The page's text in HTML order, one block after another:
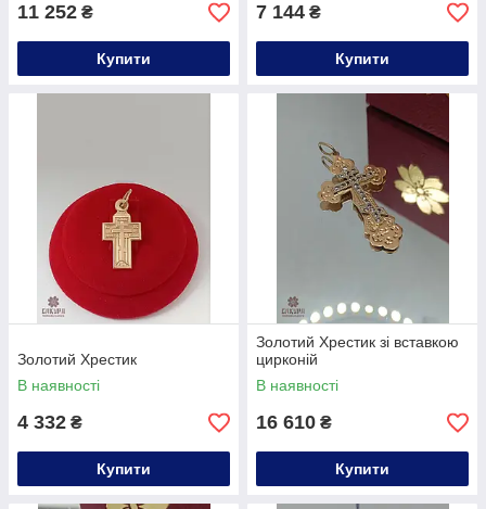
11 252 ₴
Купити
7 144 ₴
Купити
Золотий Хрестик
В наявності
4 332 ₴
Купити
Золотий Хрестик зі вставкою
цирконій
В наявності
16 610 ₴
Купити